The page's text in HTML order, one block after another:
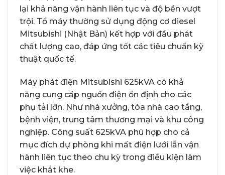
lại khả năng vận hành liên tục và độ bền vượt
trội. Tổ máy thường sử dụng động cơ diesel
Mitsubishi (Nhật Bản) kết hợp với đầu phát
chất lượng cao, đáp ứng tốt các tiêu chuẩn kỹ
thuật quốc tế.
Máy phát điện Mitsubishi 625kVA có khả
năng cung cấp nguồn điện ổn định cho các
phụ tải lớn. Như nhà xưởng, tòa nhà cao tầng,
bệnh viện, trung tâm thương mại và khu công
nghiệp. Công suất 625kVA phù hợp cho cả
mục đích dự phòng khi mất điện lưới lẫn vận
hành liên tục theo chu kỳ trong điều kiện làm
việc khắt khe.